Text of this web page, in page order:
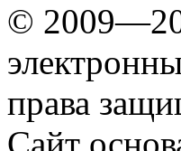
©
права
Сайт